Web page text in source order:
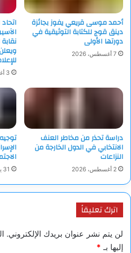
أحمد موسى قريعي يفوز بجائزة
دينق قوج للكتابة التوثيقية في
دورتها الأولى
7 أغسطس، 2026
3 أغسطس، 2026
دراسة تحذر من مخاطر العنف
الانتخابي في الدول الخارجة من
النزاعات
2 أغسطس، 2026 31 يوليو، 2026
اترك تعليقاً
لن يتم نشر عنوان بريدك الإلكتروني.
إليها بـ *